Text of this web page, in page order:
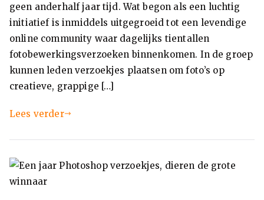
geen anderhalf jaar tijd. Wat begon als een luchtig
initiatief is inmiddels uitgegroeid tot een levendige
online community waar dagelijks tientallen
fotobewerkingsverzoeken binnenkomen. In de groep
kunnen leden verzoekjes plaatsen om foto’s op
creatieve, grappige […]
Lees verder